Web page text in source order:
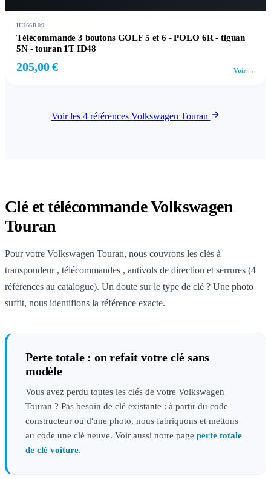
HU66R09
Télécommande 3 boutons GOLF 5 et 6 - POLO 6R - tiguan
5N - touran 1T ID48
205,00 € Voir →
Voir les 4 références Volkswagen Touran
Clé et télécommande Volkswagen
Touran
Pour votre Volkswagen Touran, nous couvrons les clés à
transpondeur , télécommandes , antivols de direction et serrures (4
références au catalogue). Un doute sur le type de clé ? Une photo
suffit, nous identifions la référence exacte.
Perte totale : on refait votre clé sans
modèle
Vous avez perdu toutes les clés de votre Volkswagen
Touran ? Pas besoin de clé existante : à partir du code
constructeur ou d'une photo, nous fabriquons et mettons
au code une clé neuve. Voir aussi notre page perte totale
de clé voiture.